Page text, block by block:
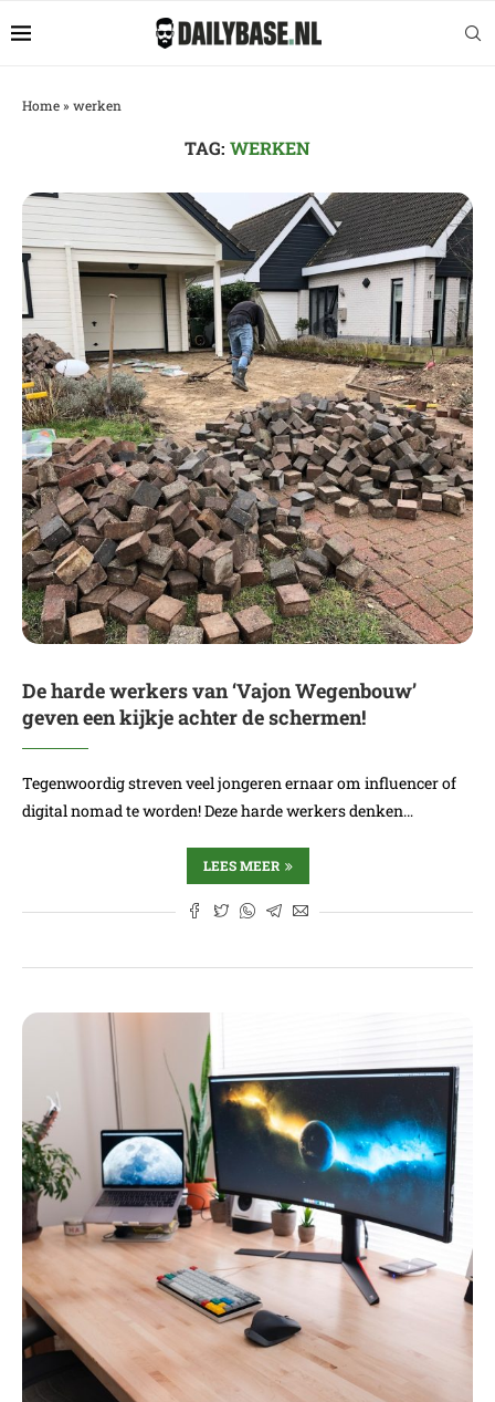
Home» werken
TAG: WERKEN
De harde werkers van ‘Vajon Wegenbouw’
geven een kijkje achter de schermen!
Tegenwoordig streven veel jongeren ernaar om influencer of
digital nomad te worden! Deze harde werkers denken…
LEES MEER